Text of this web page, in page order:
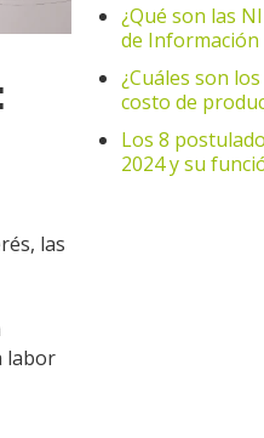
las
labor
¿Qué son las
de Información
¿Cuáles son
costo de
Los 8
2024 y su